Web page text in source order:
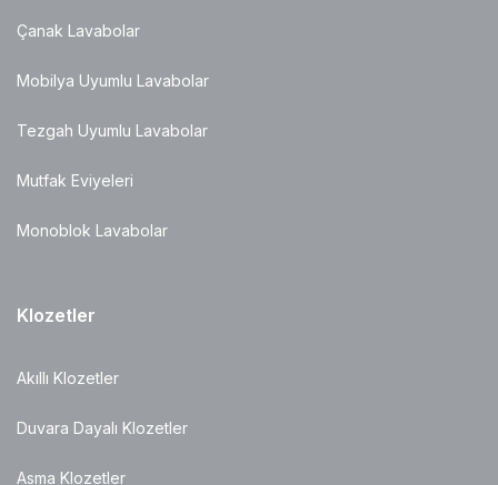
Çanak Lavabolar
Mobilya Uyumlu Lavabolar
Tezgah Uyumlu Lavabolar
Mutfak Eviyeleri
Monoblok Lavabolar
Klozetler
Akıllı Klozetler
Duvara Dayalı Klozetler
Asma Klozetler